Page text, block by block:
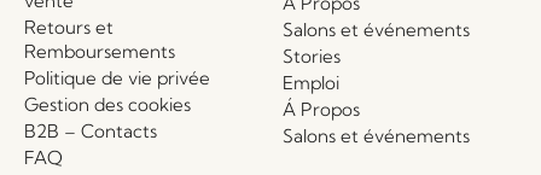
Retours et
Remboursements
Politique de vie privée
Gestion des cookies
B2B – Contacts
FAQ
Salons et événements
Stories
Emploi
Á Propos
Salons et événements